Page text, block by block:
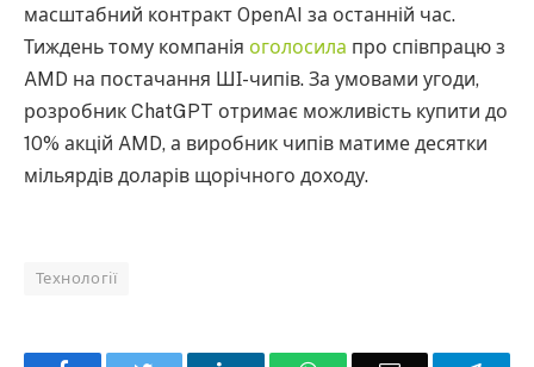
масштабний контракт OpenAI за останній час.
Тиждень тому компанія оголосила про співпрацю з
AMD на постачання ШІ-чипів. За умовами угоди,
розробник ChatGPT отримає можливість купити до
10% акцій AMD, а виробник чипів матиме десятки
мільярдів доларів щорічного доходу.
Технології